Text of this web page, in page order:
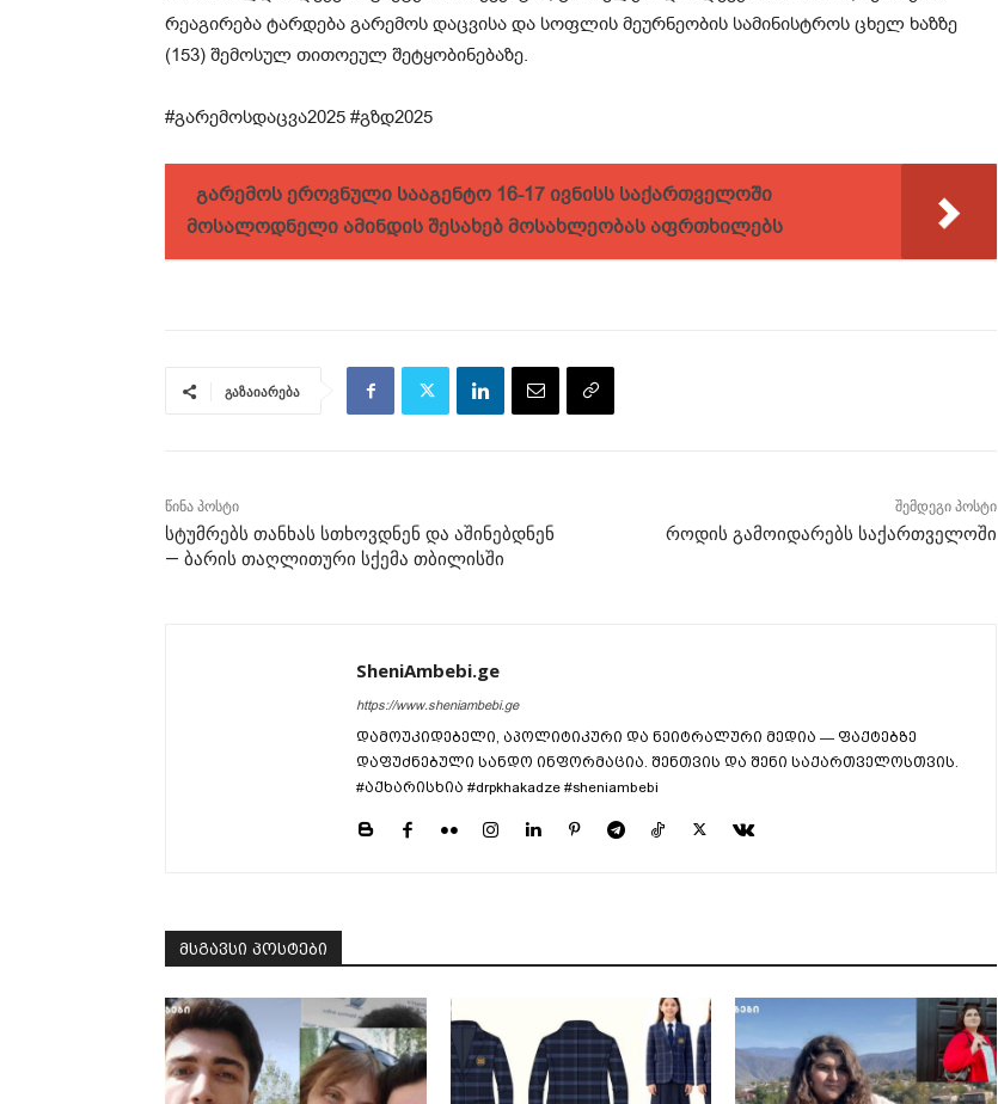
რეაგირება ტარდება გარემოს დაცვისა და სოფლის მეურნეობის სამინისტროს ცხელ ხაზზე
(153) შემოსულ თითოეულ შეტყობინებაზე.
#გარემოსდაცვა2025 #გზდ2025
გარემოს ეროვნული სააგენტო 16-17 ივნისს საქართველოში
მოსალოდნელი ამინდის შესახებ მოსახლეობას აფრთხილებს
გაზაიარება
წინა პოსტი
სტუმრებს თანხას სთხოვდნენ და აშინებდნენ
— ბარის თაღლითური სქემა თბილისში
შემდეგი პოსტი
როდის გამოიდარებს საქართველოში
SheniAmbebi.ge
https://www.sheniambebi.ge
დამოუკიდებელი, აპოლიტიკური და ნეიტრალური მედია — ფაქტებზე
დაფუძნებული სანდო ინფორმაცია. შენთვის და შენი საქართველოსთვის.
#აქხარისხია #drpkhakadze #sheniambebi
მსგავსი პოსტები